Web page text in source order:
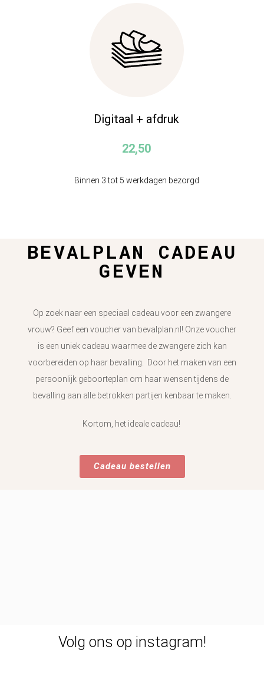
Digitaal + afdruk
22,50
Binnen 3 tot 5 werkdagen bezorgd
BEVALPLAN CADEAU
GEVEN
Op zoek naar een speciaal cadeau voor een zwangere
vrouw? Geef een voucher van bevalplan.nl! Onze voucher
is een uniek cadeau waarmee de zwangere zich kan
voorbereiden op haar bevalling. Door het maken van een
persoonlijk geboorteplan om haar wensen tijdens de
bevalling aan alle betrokken partijen kenbaar te maken.
Kortom, het ideale cadeau!
Cadeau bestellen
Volg ons op instagram!